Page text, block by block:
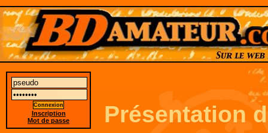
Présentation
Inscription
Mot de passe